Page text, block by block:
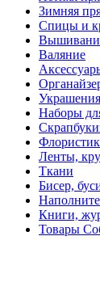
Зимняя
Спицы и
Валяние
Украшения
Наборы
Ленты,
Ткани
Бисер,
Книги,
Товары